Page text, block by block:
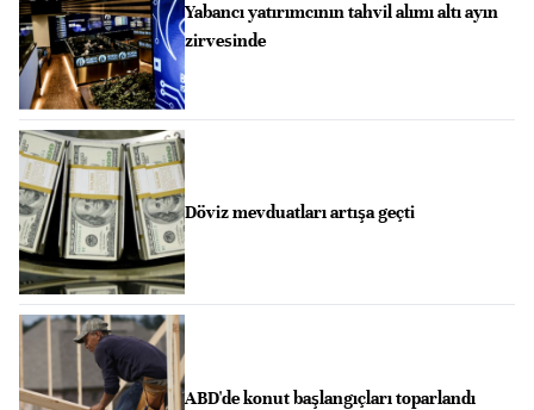
Yabancı yatırımcının tahvil alımı altı ayın
zirvesinde
Döviz mevduatları artışa geçti
ABD'de konut başlangıçları toparlandı